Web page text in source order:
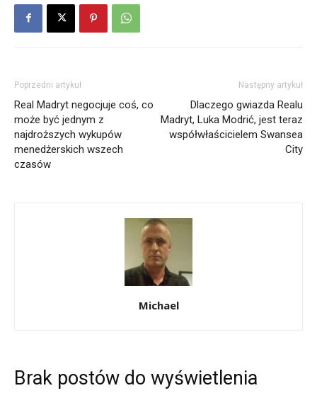
Poprzedni artykuł
Real Madryt negocjuje coś, co
może być jednym z
najdroższych wykupów
menedżerskich wszech
czasów
Następny artykuł
Dlaczego gwiazda Realu
Madryt, Luka Modrić, jest teraz
współwłaścicielem Swansea
City
Michael
Brak postów do wyświetlenia